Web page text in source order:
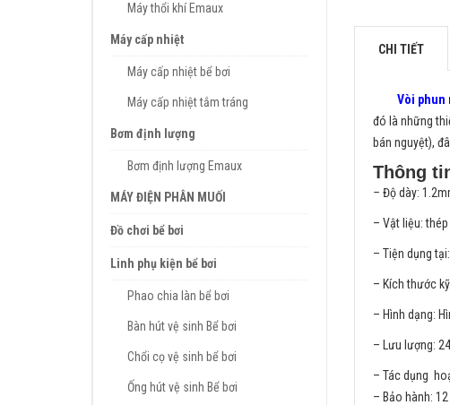
CHI TIẾT
Vòi phun
đó là những
bán nguyệt),
Thông
– Độ dày:
– Vật liệu:
– Tiện dụng
– Kích thước
– Hình dạng:
– Lưu lượng:
– Tác dụng
– Bảo hành: 12
Máy thổi khí Emaux
Máy cấp nhiệt
Máy cấp nhiệt bể bơi
Máy cấp nhiệt tắm tráng
Bơm định lượng
Bơm định lượng Emaux
MÁY ĐIỆN PHÂN MUỐI
Đồ chơi bể bơi
Linh phụ kiện bể bơi
Phao chia làn bể bơi
Bàn hút vệ sinh Bể bơi
Chổi cọ vệ sinh bể bơi
Ống hút vệ sinh Bể bơi